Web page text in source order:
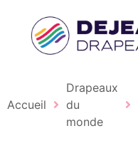
Accueil
Drapeaux
du
monde